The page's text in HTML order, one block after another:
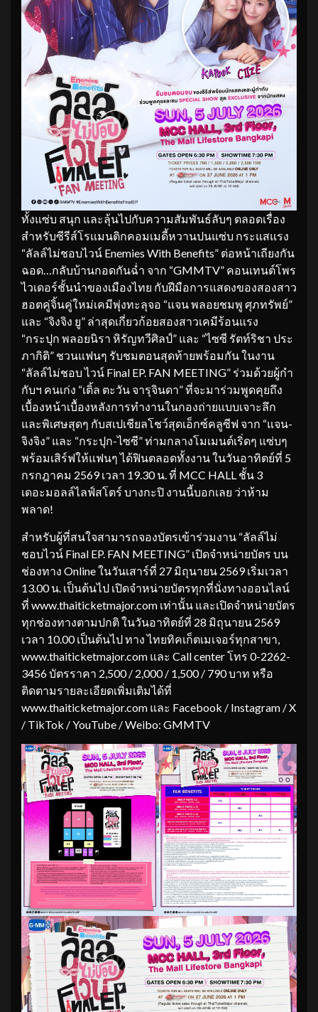
ทั้งแซ่บ สนุก และลุ้นไปกับความสัมพันธ์ลับๆ ตลอดเรื่อง
สำหรับซีรีส์โรแมนติกคอมเมดี้หวานปนแซ่บ กระแสแรง
“ลัลล์ไม่ชอบไวน์ Enemies With Benefits” ต่อหน้าเถียงกัน
ฉอด…กลับบ้านกอดกันฉ่ำ จาก “GMMTV” คอนเทนต์โพร
ไวเดอร์ชั้นนำของเมืองไทย กับฝีมือการแสดงของสองสาว
ฮอตคู่จิ้นคู่ใหม่เคมีพุ่งทะลุจอ “แจน พลอยชมพู ศุภทรัพย์”
และ “จิงจิง ยู” ล่าสุดเกี่ยวก้อยสองสาวเคมีร้อนแรง
“กระปุก พลอยนิรา หิรัญทวีศิลป์” และ “ไซซี รัตท์ริชา ประ
ภากิติ” ชวนแฟนๆ รับชมตอนสุดท้ายพร้อมกัน ในงาน
“ลัลล์ไม่ชอบ ไวน์ Final EP. FAN MEETING” ร่วมด้วยผู้กำ
กับฯ คนเก่ง “เติ้ล ตะวัน จารุจินดา” ที่จะมาร่วมพูดคุยถึง
เบื้องหน้าเบื้องหลังการทำงานในกองถ่ายแบบเจาะลึก
และพิเศษสุดๆ กับสเปเชียลโชว์สุดเอ็กซ์คลูซีฟ จาก “แจน-
จิงจิง” และ “กระปุก-ไซซี” ท่ามกลางโมเมนต์เริ่ดๆ แซ่บๆ
พร้อมเสิร์ฟให้แฟนๆ ได้ฟินตลอดทั้งงาน ในวันอาทิตย์ที่ 5
กรกฎาคม 2569 เวลา 19.30 น. ที่ MCC HALL ชั้น 3
เดอะมอลล์ไลฟ์สโตร์ บางกะปิ งานนี้บอกเลย ว่าห้าม
พลาด!
สำหรับผู้ที่สนใจสามารถจองบัตรเข้าร่วมงาน “ลัลล์ไม่
ชอบไวน์ Final EP. FAN MEETING” เปิดจำหน่ายบัตร บน
ช่องทาง Online ในวันเสาร์ที่ 27 มิถุนายน 2569 เริ่มเวลา
13.00 น. เป็นต้นไป เปิดจำหน่ายบัตรทุกที่นั่งทางออนไลน์
ที่ www.thaiticketmajor.com เท่านั้น และเปิดจำหน่ายบัตร
ทุกช่องทางตามปกติ ในวันอาทิตย์ที่ 28 มิถุนายน 2569
เวลา 10.00 เป็นต้นไป ทาง ไทยทิคเก็ตเมเจอร์ทุกสาขา,
www.thaiticketmajor.com และ Call center โทร 0-2262-
3456 บัตรราคา 2,500 / 2,000 / 1,500 / 790 บาท หรือ
ติดตามรายละเอียดเพิ่มเติมได้ที่
www.thaiticketmajor.com และ Facebook / Instagram / X
/ TikTok / YouTube / Weibo: GMMTV